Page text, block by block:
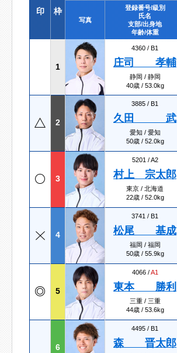
印 枠
写真
登録番号/級別
氏名
支部/出身地
年齢/体重
1
4360 / B1
庄司 孝輔
静岡 / 静岡
40歳 / 53.0kg
2
3885 / B1
久田 武
愛知 / 愛知
50歳 / 52.0kg
3
5201 /A2
村上 宗太郎
東京 / 北海道
22歳 / 52.0kg
4
3741 / B1
松尾 基成
福岡 / 福岡
50歳 / 55.9kg
5
4066 /A1
東本 勝利
三重 / 三重
44歳 / 53.6kg
6
4495 / B1
森 晋太郎